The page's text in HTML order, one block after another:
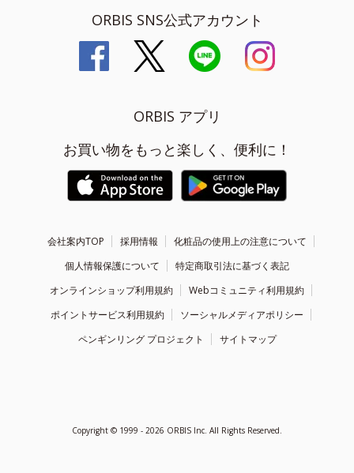
ORBIS SNS公式アカウント
ORBIS アプリ
お買い物をもっと楽しく、便利に！
会社案内TOP 採用情報
化粧品の使用上の注意について
個人情報保護について
特定商取引法に基づく表記
オンラインショップ利用規約
Webコミュニティ利用規約
ポイントサービス利用規約
ソーシャルメディアポリシー
ペンギンリング プロジェクト
サイトマップ
Copyright © 1999 - 2026 ORBIS Inc. All Rights Reserved.